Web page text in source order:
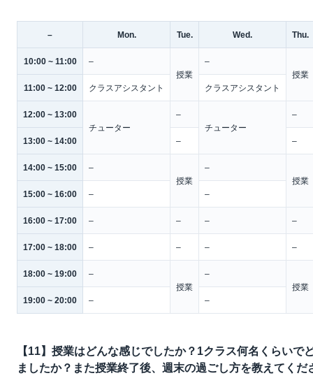
– Mon. Tue. Wed. Thu.
10:00 ~ 11:00
–
授業
–
授業
11:00 ~ 12:00
クラスアシスタント クラスアシスタント
12:00 ~ 13:00
チューター
–
チューター
–
13:00 ~ 14:00 – –
14:00 ~ 15:00
–
授業
–
授業
15:00 ~ 16:00
– –
16:00 ~ 17:00 – – – –
17:00 ~ 18:00 – – – –
18:00 ~ 19:00
–
授業
–
授業
19:00 ~ 20:00
– –
【11】授業はどんな感じでしたか？1クラス何名くらいで
ましたか？また授業終了後、週末の過ごし方を教えてく